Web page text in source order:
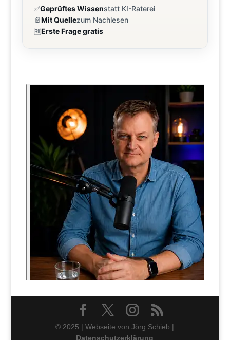
✅Geprüftes Wissenstatt KI-Raterei
📄Mit Quellezum Nachlesen
🆓Erste Frage gratis
© 2025 | Webseite von Jörg Schieb |
Datenschutzerklärung